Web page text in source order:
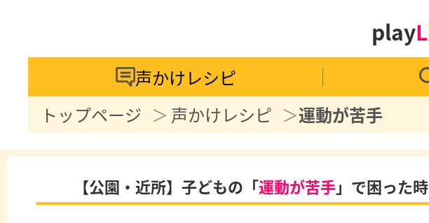
playL
声かけレシピ
トップページ
声かけレシピ 運動が苦手
【公園・近所】子どもの「運動が苦手」で困った